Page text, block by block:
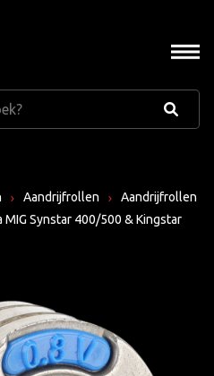
Aandrijfrollen
Aandrijfrollen
MIG Synstar 400/500 & Kingstar